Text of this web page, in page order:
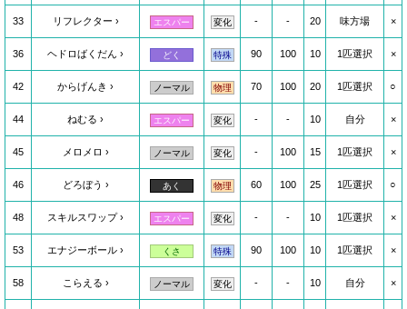
33 リフレクター エスパー 変化 - - 20 味方場 ×
36 ヘドロばくだん どく 特殊 90 100 10 1匹選択 ×
42 からげんき ノーマル 物理 70 100 20 1匹選択 ○
44 ねむる エスパー 変化 - - 10 自分 ×
45 メロメロ ノーマル 変化 - 100 15 1匹選択 ×
46 どろぼう あく 物理 60 100 25 1匹選択 ○
48 スキルスワップ エスパー 変化 - - 10 1匹選択 ×
53 エナジーボール くさ 特殊 90 100 10 1匹選択 ×
58 こらえる ノーマル 変化 - - 10 自分 ×